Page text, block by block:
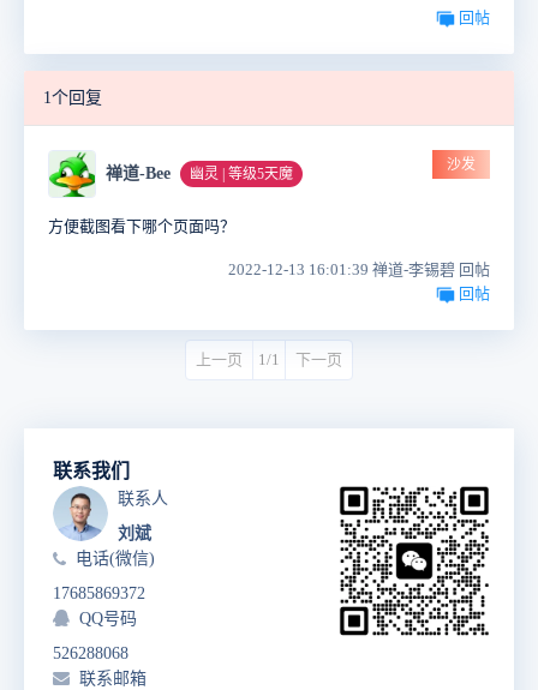
回帖
1个回复
禅道-Bee 幽灵 | 等级5天魔
沙发
方便截图看下哪个页面吗？
2022-12-13 16:01:39 禅道-李锡碧 回帖
回帖
上一页 1/1 下一页
联系我们
联系人
刘斌
电话(微信)
17685869372
QQ号码
526288068
联系邮箱